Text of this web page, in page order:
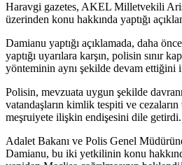
Haravgi gazetes, AKEL Milletvekili
üzerinden konu hakkında yaptığı
Damianu yaptığı açıklamada, daha
yaptığı uyarılara karşın, polisin sınır
yönteminin aynı şekilde devam ettiğini
Polisin, mevzuata uygun şekilde
vatandaşların kimlik tespiti ve
meşruiyete ilişkin endişesini dile getirdi.
Adalet Bakanı ve Polis Genel
Damianu, bu iki yetkilinin konu